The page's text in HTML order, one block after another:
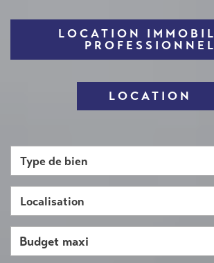
LOCATION
PROFESSIONNEL
LOCATION
Type de bien
Localisation